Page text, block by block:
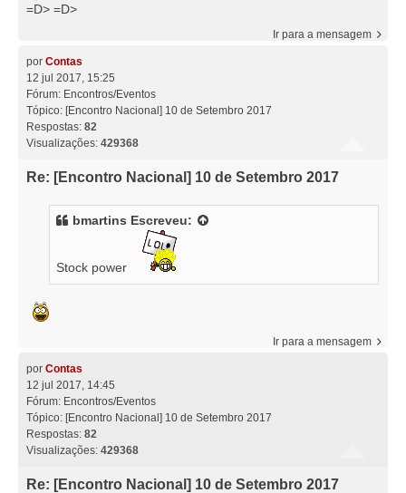
=D> =D>
Ir para a mensagem
por Contas
12 jul 2017, 15:25
Fórum: Encontros/Eventos
Tópico: [Encontro Nacional] 10 de Setembro 2017
Respostas: 82
Visualizações: 429368
Re: [Encontro Nacional] 10 de Setembro 2017
bmartins Escreveu:
Stock power
Ir para a mensagem
por Contas
12 jul 2017, 14:45
Fórum: Encontros/Eventos
Tópico: [Encontro Nacional] 10 de Setembro 2017
Respostas: 82
Visualizações: 429368
Re: [Encontro Nacional] 10 de Setembro 2017